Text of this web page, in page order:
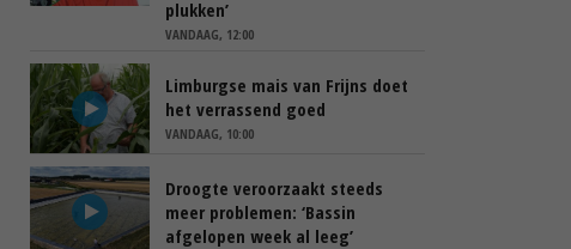
plukken’
VANDAAG, 12:00
Limburgse mais van Frijns doet
het verrassend goed
VANDAAG, 10:00
Droogte veroorzaakt steeds
meer problemen: ‘Bassin
afgelopen week al leeg’